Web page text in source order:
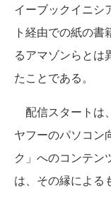
イーブックイニシ
ト経由での紙の
るアマゾンらとは
たことである。
配信スタートは
ヤフーのパソコン
ク」へのコンテン
は、その縁による